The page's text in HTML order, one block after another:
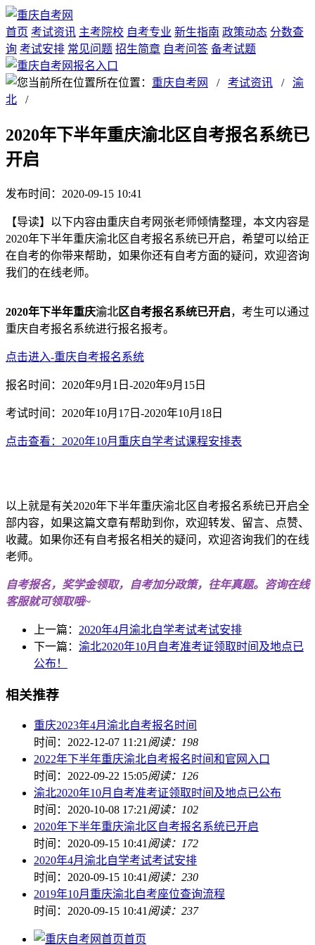
首页 考试资讯 主考院校 自考专业 新生指南 政策动态 分数查
询 考试安排 常见问题 招生简章 自考问答 备考试题
所在位置： 重庆自考网 / 考试资讯 / 渝
北 /
2020年下半年重庆渝北区自考报名系统已
开启
发布时间：2020-09-15 10:41
【导读】以下内容由重庆自考网张老师倾情整理，本文内容是
2020年下半年重庆渝北区自考报名系统已开启，希望可以给正
在自考的你带来帮助，如果你还有自考方面的疑问，欢迎咨询
我们的在线老师。
2020年下半年重庆渝北区自考报名系统已开启，考生可以通过
重庆自考报名系统进行报名报考。
点击进入-重庆自考报名系统
报名时间：2020年9月1日-2020年9月15日
考试时间：2020年10月17日-2020年10月18日
点击查看：2020年10月重庆自学考试课程安排表
以上就是有关2020年下半年重庆渝北区自考报名系统已开启全
部内容，如果这篇文章有帮助到你，欢迎转发、留言、点赞、
收藏。如果你还有自考报名相关的疑问，欢迎咨询我们的在线
老师。
自考报名，奖学金领取，自考加分政策，往年真题。咨询在线
客服就可领取哦~
上一篇： 2020年4月渝北自学考试考试安排
下一篇： 渝北2020年10月自考准考证领取时间及地点已
公布！
相关推荐
重庆2023年4月渝北自考报名时间
时间：2022-12-07 11:21 阅读：198
2022年下半年重庆渝北自考报名时间和官网入口
时间：2022-09-22 15:05阅读：126
渝北2020年10月自考准考证领取时间及地点已公布
时间：2020-10-08 17:21 阅读：102
2020年下半年重庆渝北区自考报名系统已开启
时间：2020-09-15 10:41 阅读：172
2020年4月渝北自学考试考试安排
时间：2020-09-15 10:41 阅读：230
2019年10月重庆渝北自考座位查询流程
时间：2020-09-15 10:41 阅读：237
首页